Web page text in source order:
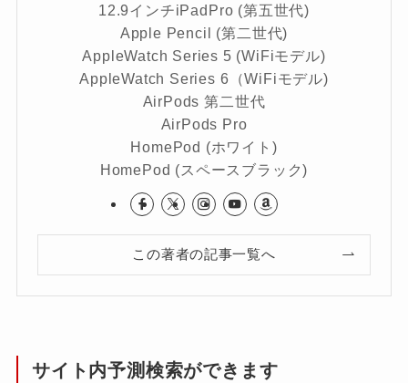
12.9インチiPadPro (第五世代)
Apple Pencil (第二世代)
AppleWatch Series 5 (WiFiモデル)
AppleWatch Series 6（WiFiモデル)
AirPods 第二世代
AirPods Pro
HomePod (ホワイト)
HomePod (スペースブラック)
この著者の記事一覧へ
サイト内予測検索ができます